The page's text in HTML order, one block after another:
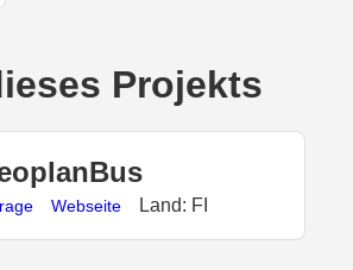
Projekts
Webseite Land: FI